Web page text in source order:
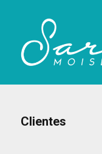
Clientes